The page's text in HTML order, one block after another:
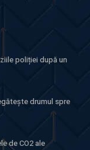
poliției după un
drumul spre
de CO2 ale